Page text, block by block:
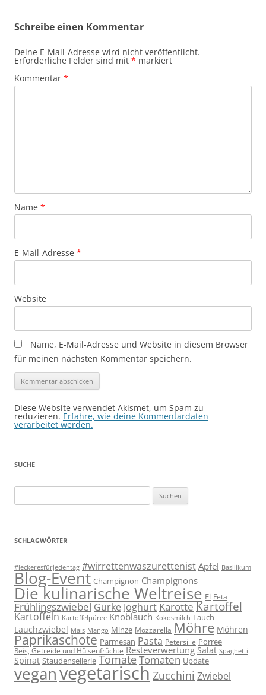
Schreibe einen Kommentar
Deine E-Mail-Adresse wird nicht veröffentlicht.
Erforderliche Felder sind mit * markiert
Kommentar *
Name *
E-Mail-Adresse *
Website
Name, E-Mail-Adresse und Website in diesem Browser
für meinen nächsten Kommentar speichern.
Diese Website verwendet Akismet, um Spam zu
reduzieren. Erfahre, wie deine Kommentardaten
verarbeitet werden.
SUCHE
nach:
SCHLAGWÖRTER
#leckeresfürjedentag #wirrettenwaszurettenist Apfel Basilikum
Blog-Event Champignon Champignons
Die kulinarische Weltreise Ei Feta
Frühlingszwiebel Gurke Joghurt Karotte Kartoffel
Kartoffeln Kartoffelpüree Knoblauch Kokosmilch Lauch
Lauchzwiebel Mais Mango Minze Mozzarella Möhre Möhren
Paprikaschote Parmesan Pasta Petersilie Porree
Reis, Getreide und Hülsenfrüchte Resteverwertung Salat Spaghetti
Spinat Staudensellerie TomateTomaten Update
veganvegetarischZucchini Zwiebel